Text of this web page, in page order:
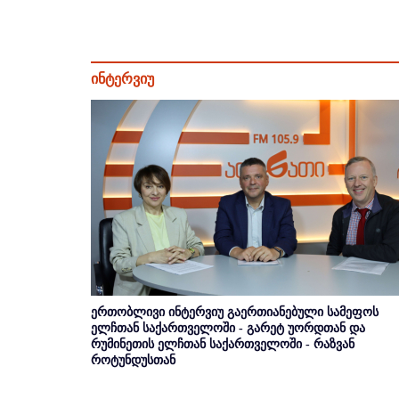
ინტერვიუ
ერთობლივი ინტერვიუ გაერთიანებული სამეფოს
ელჩთან საქართველოში - გარეტ უორდთან და
რუმინეთის ელჩთან საქართველოში - რაზვან
როტუნდუსთან